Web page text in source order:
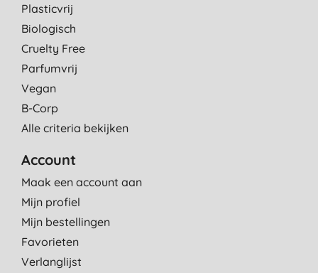
Plasticvrij
Biologisch
Cruelty Free
Parfumvrij
Vegan
B-Corp
Alle criteria bekijken
Account
Maak een account aan
Mijn profiel
Mijn bestellingen
Favorieten
Verlanglijst